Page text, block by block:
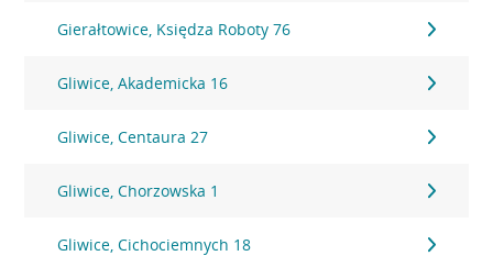
Gierałtowice, Księdza Roboty 76
Gliwice, Akademicka 16
Gliwice, Centaura 27
Gliwice, Chorzowska 1
Gliwice, Cichociemnych 18